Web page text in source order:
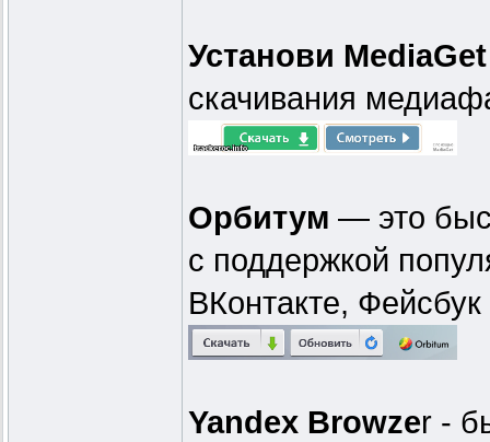
Установи MediaGet
скачивания
Орбитум — это
с поддержкой
ВКонтакте,
Yandex Browzer -